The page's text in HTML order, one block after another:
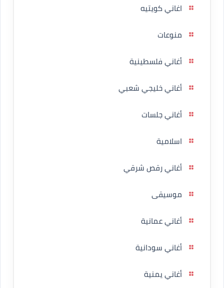
اغاني كويتيه
منوعات
أغاني فلسطينية
أغاني خليجي شعبي
أغاني جلسات
اسلامية
أغاني رقص شرقي
موسيقى
أغاني عمانية
أغاني سودانية
أغاني يمنية